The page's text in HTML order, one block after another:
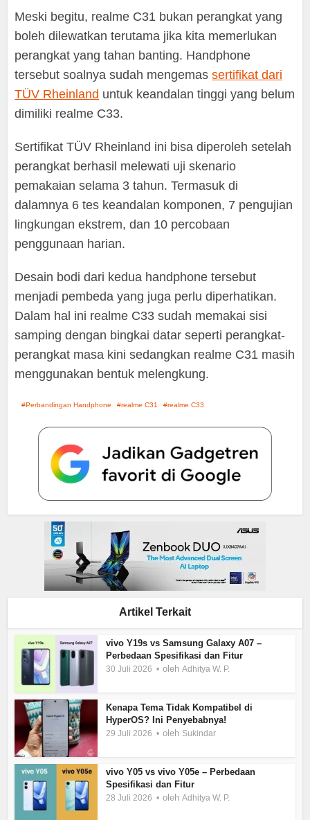
Meski begitu, realme C31 bukan perangkat yang
boleh dilewatkan terutama jika kita memerlukan
perangkat yang tahan banting. Handphone
tersebut soalnya sudah mengemassertifikat dari
TÜV Rheinland untuk keandalan tinggi yang belum
dimiliki realme C33.
Sertifikat TÜV Rheinland ini bisa diperoleh setelah
perangkat berhasil melewati uji skenario
pemakaian selama 3 tahun. Termasuk di
dalamnya 6 tes keandalan komponen, 7 pengujian
lingkungan ekstrem, dan 10 percobaan
penggunaan harian.
Desain bodi dari kedua handphone tersebut
menjadi pembeda yang juga perlu diperhatikan.
Dalam hal ini realme C33 sudah memakai sisi
samping dengan bingkai datar seperti perangkat-
perangkat masa kini sedangkan realme C31 masih
menggunakan bentuk melengkung.
Perbandingan Handphone realme C31 realme C33
Artikel Terkait
vivo Y19s vs Samsung Galaxy A07 –
Perbedaan Spesifikasi dan Fitur
30 Juli 2026 olehAdhitya W. P.
Kenapa Tema Tidak Kompatibel di
HyperOS? Ini Penyebabnya!
29 Juli 2026 oleh Sukindar
vivo Y05 vs vivo Y05e – Perbedaan
Spesifikasi dan Fitur
28 Juli 2026 olehAdhitya W. P.